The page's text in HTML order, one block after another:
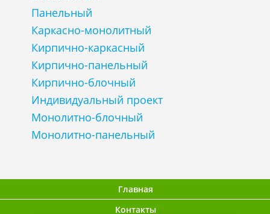
Панельный
Каркасно-монолитный
Кирпично-каркасный
Кирпично-панельный
Кирпично-блочный
Индивидуальный проект
Монолитно-блочный
Монолитно-панельный
Главная
Контакты